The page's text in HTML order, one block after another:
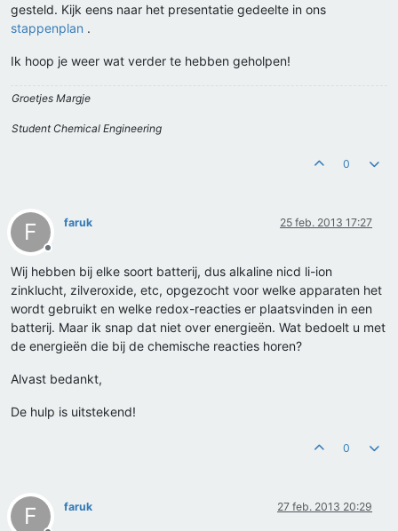
gesteld. Kijk eens naar het presentatie gedeelte in ons
stappenplan .
Ik hoop je weer wat verder te hebben geholpen!
Groetjes Margje
Student Chemical Engineering
0
F
Offline
faruk 25 feb. 2013 17:27
Wij hebben bij elke soort batterij, dus alkaline nicd li-ion
zinklucht, zilveroxide, etc, opgezocht voor welke apparaten het
wordt gebruikt en welke redox-reacties er plaatsvinden in een
batterij. Maar ik snap dat niet over energieën. Wat bedoelt u met
de energieën die bij de chemische reacties horen?
Alvast bedankt,
De hulp is uitstekend!
0
F faruk 27 feb. 2013 20:29